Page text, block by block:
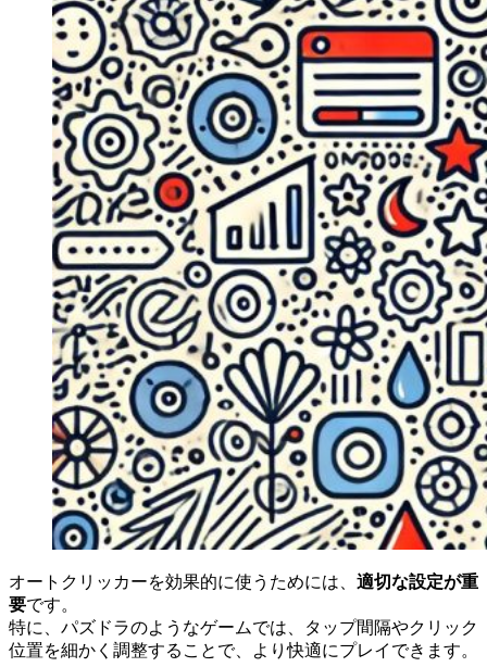
オートクリッカーを効果的に使うためには、 適切な設定が重
要です。
特に、パズドラのようなゲームでは、タップ間隔やクリック
位置を細かく調整することで、より快適にプレイできます。